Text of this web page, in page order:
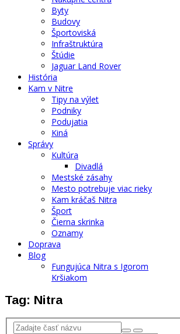
Byty
Budovy
Športoviská
Infraštruktúra
Štúdie
Jaguar Land Rover
História
Kam v Nitre
Tipy na výlet
Podniky
Podujatia
Kiná
Správy
Kultúra
Divadlá
Mestské zásahy
Mesto potrebuje viac rieky
Kam kráčaš Nitra
Šport
Čierna skrinka
Oznamy
Doprava
Blog
Fungujúca Nitra s Igorom
Kršiakom
Tag: Nitra